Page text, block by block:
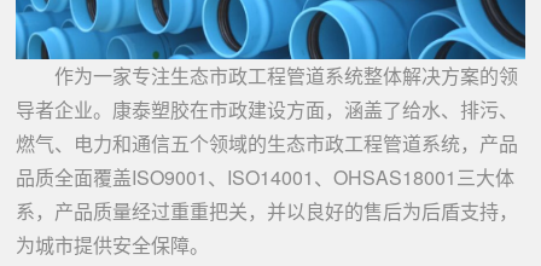
作为一家专注生态市政工程管道系统整体解决方案的领
导者企业。康泰塑胶在市政建设方面，涵盖了给水、排污、
燃气、电力和通信五个领域的生态市政工程管道系统，产品
品质全面覆盖ISO9001、ISO14001、OHSAS18001三大体
系，产品质量经过重重把关，并以良好的售后为后盾支持，
为城市提供安全保障。